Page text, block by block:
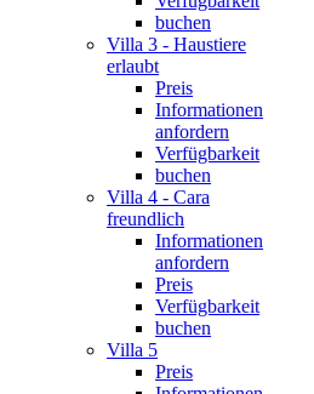
buchen
Villa 3 - Haustiere
erlaubt
Preis
Informationen
anfordern
Verfügbarkeit
buchen
Villa 4 - Cara
freundlich
Informationen
anfordern
Preis
Verfügbarkeit
buchen
Villa 5
Preis